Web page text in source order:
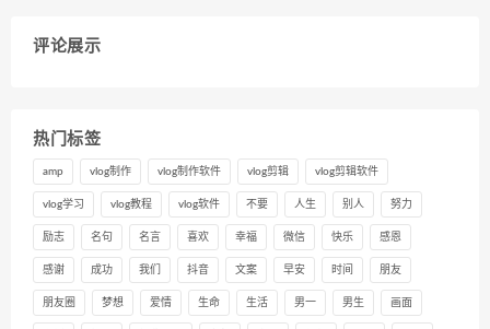
评论展示
热门标签
amp vlog制作 vlog制作软件 vlog剪辑 vlog剪辑软件
vlog学习 vlog教程 vlog软件 不要 人生 别人 努力
励志 名句 名言 喜欢 幸福 微信 快乐 感恩
感谢 成功 我们 抖音 文案 早安 时间 朋友
朋友圈 梦想 爱情 生命 生活 男一 男生 画面